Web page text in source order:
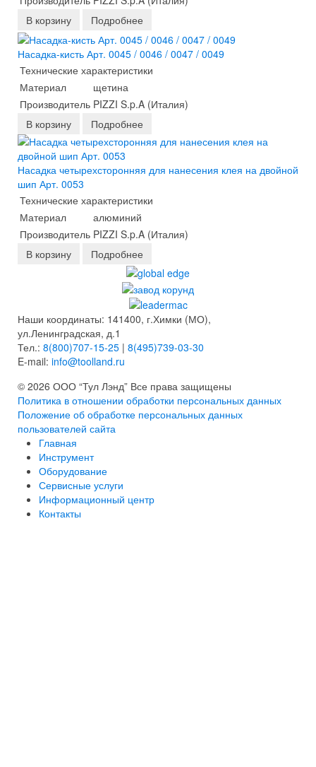
В корзину
Подробнее
Насадка-кисть Арт. 0045 / 0046 / 0047 / 0049
Технические характеристики
Материал
щетина
Производитель PIZZI S.p.A (Италия)
В корзину
Подробнее
Насадка четырехсторонняя для нанесения клея на двойной
шип Арт. 0053
Технические характеристики
Материал
алюминий
Производитель PIZZI S.p.A (Италия)
В корзину
Подробнее
Наши координаты: 141400, г.Химки (МО),
ул.Ленинградская, д.1
Тел.: 8(800)707-15-25 | 8(495)739-03-30
E-mail: info@toolland.ru
© 2026 ООО “Тул Лэнд” Все права защищены
Политика в отношении обработки персональных данных
Положение об обработке персональных данных
пользователей сайта
Главная
Инструмент
Оборудование
Сервисные услуги
Информационный центр
Контакты